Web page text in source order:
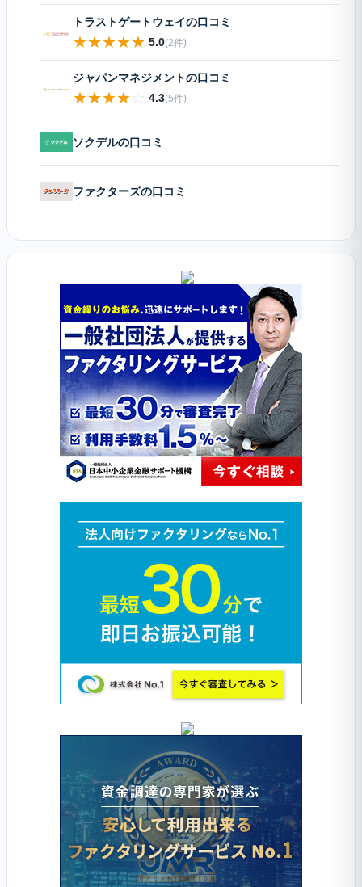
トラストゲートウェイの口コミ
★★★★★ 5.0(2件)
ジャパンマネジメントの口コミ
★★★★☆ 4.3(5件)
ソクデルの口コミ
ファクターズの口コミ